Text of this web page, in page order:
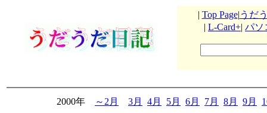
| Top Page| うだ
| L-Card+| パソ
2000年 ～2月 3月 4月 5月 6月 7月 8月 9月